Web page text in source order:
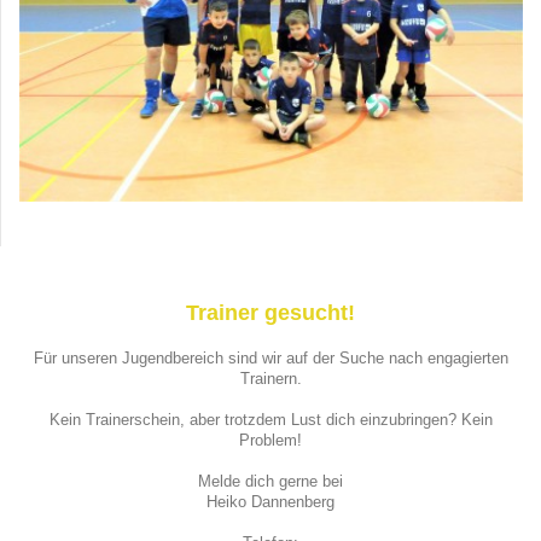
Trainer gesucht!
Für unseren Jugendbereich sind wir auf der Suche nach engagierten
Trainern.
Kein Trainerschein, aber trotzdem Lust dich einzubringen? Kein
Problem!
Melde dich gerne bei
Heiko Dannenberg